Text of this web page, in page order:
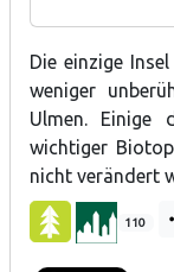
Die einzige
weniger
Ulmen. Einige
wichtiger
nicht verändert
110